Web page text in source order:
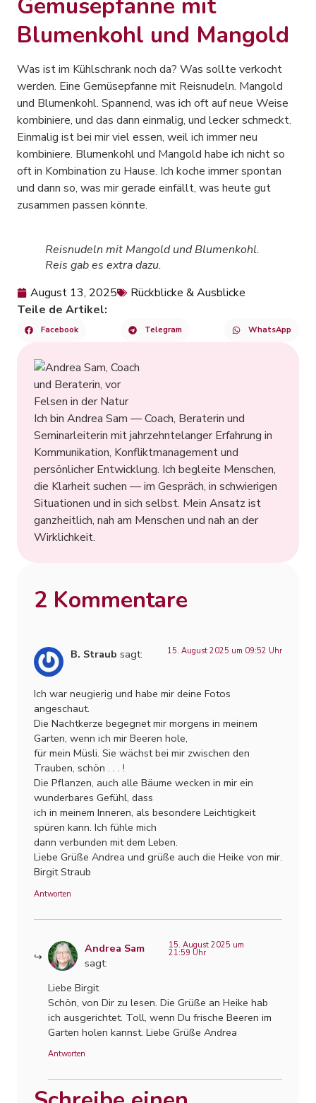
Blumenkohl und Mangold
Was ist im Kühlschrank noch da? Was sollte verkocht
werden. Eine Gemüsepfanne mit Reisnudeln. Mangold
und Blumenkohl. Spannend, was ich oft auf neue Weise
kombiniere, und das dann einmalig, und lecker schmeckt.
Einmalig ist bei mir viel essen, weil ich immer neu
kombiniere. Blumenkohl und Mangold habe ich nicht so
oft in Kombination zu Hause. Ich koche immer spontan
und dann so, was mir gerade einfällt, was heute gut
zusammen passen könnte.
Reisnudeln mit Mangold und Blumenkohl.
Reis gab es extra dazu.
August 13, 2025
Rückblicke & Ausblicke
Teile de Artikel:
Facebook Telegram WhatsApp
Ich bin Andrea Sam — Coach, Beraterin und
Seminarleiterin mit jahrzehntelanger Erfahrung in
Kommunikation, Konfliktmanagement und
persönlicher Entwicklung. Ich begleite Menschen,
die Klarheit suchen — im Gespräch, in schwierigen
Situationen und in sich selbst. Mein Ansatz ist
ganzheitlich, nah am Menschen und nah an der
Wirklichkeit.
2 Kommentare
B. Straub sagt: 15. August 2025 um 09:52 Uhr
Ich war neugierig und habe mir deine Fotos
angeschaut.
Die Nachtkerze begegnet mir morgens in meinem
Garten, wenn ich mir Beeren hole,
für mein Müsli. Sie wächst bei mir zwischen den
Trauben, schön . . . !
Die Pflanzen, auch alle Bäume wecken in mir ein
wunderbares Gefühl, dass
ich in meinem Inneren, als besondere Leichtigkeit
spüren kann. Ich fühle mich
dann verbunden mit dem Leben.
Liebe Grüße Andrea und grüße auch die Heike von mir.
Birgit Straub
Antworten
Andrea Sam
sagt:
15. August 2025 um
21:59 Uhr
Liebe Birgit
Schön, von Dir zu lesen. Die Grüße an Heike hab
ich ausgerichtet. Toll, wenn Du frische Beeren im
Garten holen kannst. Liebe Grüße Andrea
Antworten